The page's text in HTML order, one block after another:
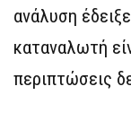
ανάλυση
καταναλωτή
περιπτώσεις